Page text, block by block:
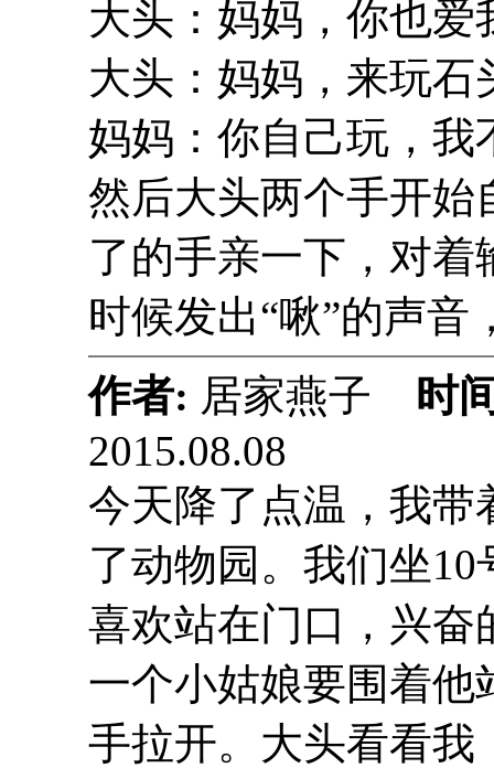
大头：妈妈，你也爱
大头：妈妈，来玩石
妈妈：你自己玩，我
然后大头两个手开始
了的手亲一下，对
时候发出“啾”的声
作者: 居家燕子 时
2015.08.08
今天降了点温，我带
了动物园。我们坐
喜欢站在门口，兴奋
一个小姑娘要围着他
手拉开。大头看看我